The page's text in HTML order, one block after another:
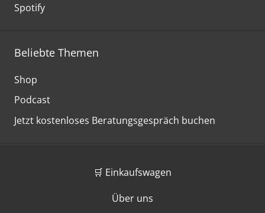
Spotify
Beliebte Themen
Shop
Podcast
Jetzt kostenloses Beratungsgespräch buchen
🛒 Einkaufswagen
Über uns